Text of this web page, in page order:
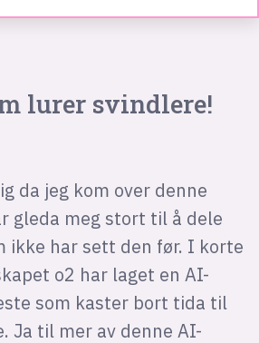
lurer svindlere!
da jeg kom over denne
gleda meg stort til å dele
ikke har sett den før. I korte
o2 har laget en AI-
som kaster bort tida til
Ja til mer av denne AI-